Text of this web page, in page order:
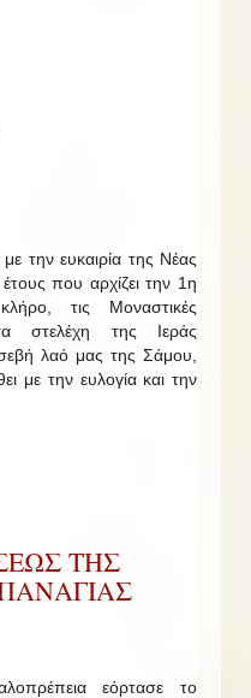
την ευκαιρία της Νέας
που αρχίζει την 1η
τις Μοναστικές
στελέχη της Ιεράς
λαό μας της Σάμου,
με την ευλογία και την
ΤΗΣ
εόρτασε το